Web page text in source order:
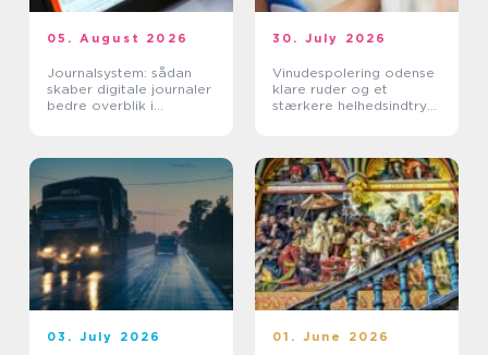
05. August 2026
Journalsystem: sådan
skaber digitale journaler
bedre overblik i
30. July 2026
Vinudespolering odense
klare ruder og et
stærkere helhedsindtryk
03. July 2026 01. June 2026